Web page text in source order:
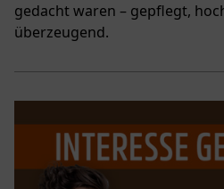
gedacht waren – gepflegt,
überzeugend.